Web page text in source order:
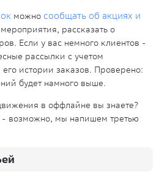
можно сообщать об акциях и
рассказать о
Если у вас немного клиентов -
рассылки с учетом
истории заказов. Проверено:
будет намного выше.
в оффлайне вы знаете?
возможно, мы напишем третью